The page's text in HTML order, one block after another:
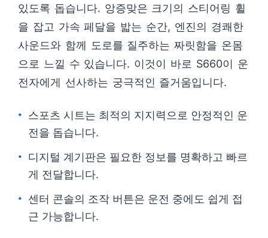
있도록 돕습니다. 앙증맞은 크기의 스티어링 휠
을 잡고 가속 페달을 밟는 순간, 엔진의 경쾌한
사운드와 함께 도로를 질주하는 짜릿함을 온몸
으로 느낄 수 있습니다. 이것이 바로 S660이 운
전자에게 선사하는 궁극적인 즐거움입니다.
스포츠 시트는 최적의 지지력으로 안정적인 운
전을 돕습니다.
디지털 계기판은 필요한 정보를 명확하고 빠르
게 전달합니다.
센터 콘솔의 조작 버튼은 운전 중에도 쉽게 접
근 가능합니다.